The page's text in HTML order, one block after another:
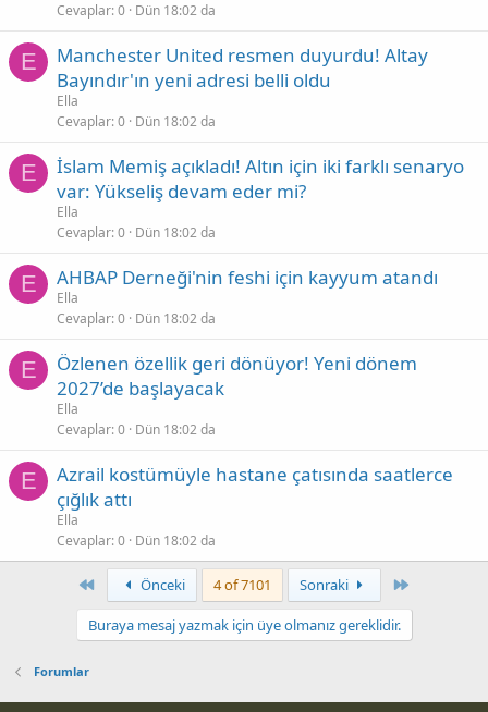
Cevaplar 0 Dün 18:02 da
E
Manchester United resmen duyurdu! Altay
Bayındır'ın yeni adresi belli oldu
Ella
Cevaplar 0 Dün 18:02 da
E
İslam Memiş açıkladı! Altın için iki farklı senaryo
var: Yükseliş devam eder mi?
Ella
Cevaplar 0 Dün 18:02 da
E AHBAP Derneği'nin feshi için kayyum atandı
Ella
Cevaplar 0 Dün 18:02 da
E
Özlenen özellik geri dönüyor! Yeni dönem
2027’de başlayacak
Ella
Cevaplar 0 Dün 18:02 da
E
Azrail kostümüyle hastane çatısında saatlerce
çığlık attı
Ella
Cevaplar 0 Dün 18:02 da
First Önceki 4 of 7101 Sonraki
Buraya mesaj yazmak için üye olmanız gereklidir.
Forumlar